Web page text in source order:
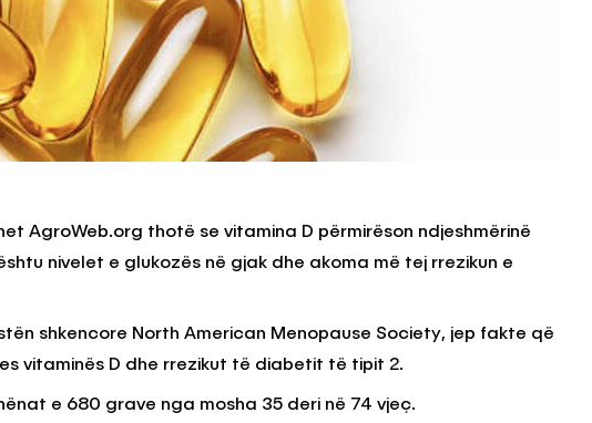
AgroWeb.org thotë se vitamina D përmirëson ndjeshmërinë
nivelet e glukozës në gjak dhe akoma më tej rrezikun e
shkencore North American Menopause Society, jep fakte që
vitaminës D dhe rrezikut të diabetit të tipit 2.
e 680 grave nga mosha 35 deri në 74 vjeç.
Duhet të Përdorni
KËSHILLA & IDE
Rreziqet dhe Problemet që